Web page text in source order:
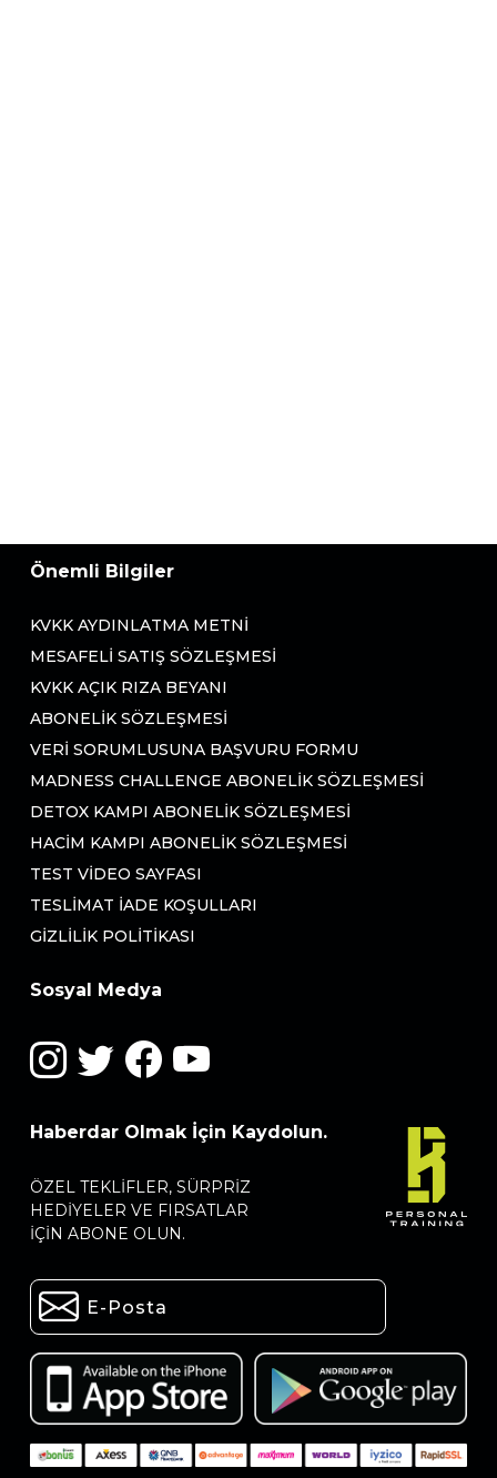
Önemli Bilgiler
KVKK AYDINLATMA METNI
MESAFELI SATIŞ SÖZLEŞMESI
KVKK AÇIK RIZA BEYANI
ABONELIK SÖZLEŞMESI
VERI SORUMLUSUNA BAŞVURU FORMU
MADNESS CHALLENGE ABONELIK SÖZLEŞMESI
DETOX KAMPI ABONELIK SÖZLEŞMESI
HACIM KAMPI ABONELIK SÖZLEŞMESI
TEST VIDEO SAYFASI
TESLIMAT İADE KOŞULLARI
GIZLILIK POLITIKASI
Sosyal Medya
Haberdar Olmak İçin Kaydolun.
ÖZEL TEKLIFLER, SÜRPRIZ
HEDIYELER VE FIRSATLAR
IÇIN ABONE OLUN.